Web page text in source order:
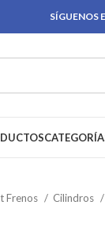
SÍGUENOS
Frenos Cilindros